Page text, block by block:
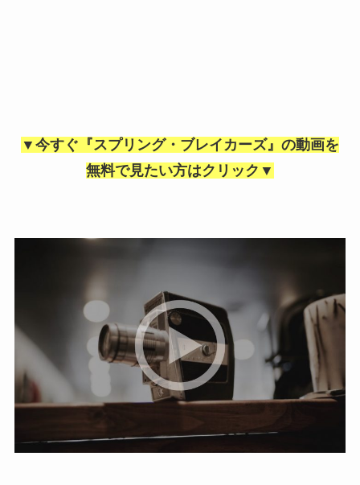
▼今すぐ『スプリング・ブレイカーズ』の動画を
無料で見たい方はクリック▼